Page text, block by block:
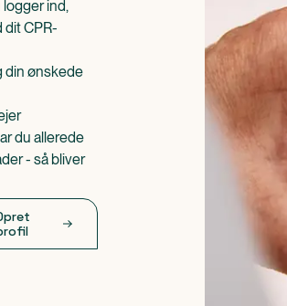
ind,
dit CPR-
din ønskede
du allerede
- så bliver